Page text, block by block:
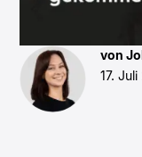
von
17.